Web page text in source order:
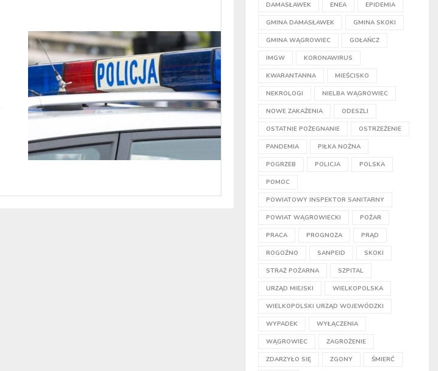
DAMASŁAWEK ENEA EPIDEMIA
GMINA DAMASŁAWEK GMINA SKOKI
GMINA WĄGROWIEC GOŁAŃCZ
IMGW KORONAWIRUS
KWARANTANNA MIEŚCISKO
NEKROLOGI NIELBA WĄGROWIEC
NOWE ZAKAŻENIA ODESZLI
OSTATNIE POŻEGNANIE OSTRZEŻENIE
PANDEMIA PIŁKA NOŻNA
POGRZEB POLICJA POLSKA
POMOC
POWIATOWY INSPEKTOR SANITARNY
POWIAT WĄGROWIECKI POŻAR
PRACA PROGNOZA PRĄD
ROGOŹNO SANPEID SKOKI
STRAŻ POŻARNA SZPITAL
URZĄD MIEJSKI WIELKOPOLSKA
WIELKOPOLSKI URZĄD WOJEWÓDZKI
WYPADEK WYŁĄCZENIA
WĄGROWIEC ZAGROŻENIE
ZDARZYŁO SIĘ ZGONY ŚMIERĆ